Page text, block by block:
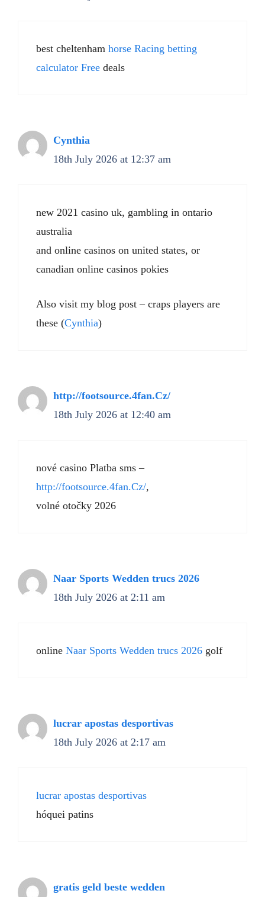
best cheltenham horse Racing betting
calculator Free​ deals​
Cynthia
18th July 2026 at 12:37 am
new 2021 casino uk, gambling in ontario
australia
and online casinos on united states, or
canadian online casinos pokies
Also visit my blog post – craps players are
these (Cynthia)
http://footsource.4fan.Cz/
18th July 2026 at 12:40 am
nové casino Platba sms –
http://footsource.4fan.Cz/,
volné otočky 2026
Naar Sports Wedden trucs 2026
18th July 2026 at 2:11 am
online Naar Sports Wedden trucs 2026 golf
lucrar apostas desportivas
18th July 2026 at 2:17 am
lucrar apostas desportivas
hóquei patins
gratis geld beste wedden